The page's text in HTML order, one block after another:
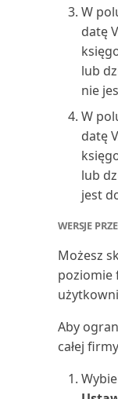
Sprzedaż
(raport)
Sprzedaż
Stan (raport)
Stan
(raport)
Statystyka
Statystyki
W
datę
lub
nie
W
datę
lub
jest
WERSJE
Możesz
poziomie
Aby
całej